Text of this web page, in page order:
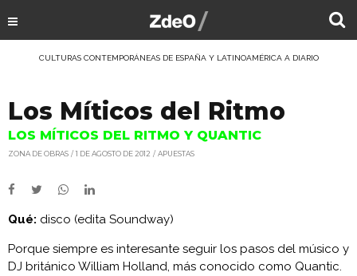
CULTURAS CONTEMPORÁNEAS DE ESPAÑA Y LATINOAMÉRICA A DIARIO
Los Míticos del Ritmo
LOS MÍTICOS DEL RITMO Y QUANTIC
ZONA DE OBRAS 1 DE AGOSTO DE 2012 APUESTAS
Qué: disco (edita Soundway)
Porque siempre es interesante seguir los pasos del músico y
DJ británico William Holland, más conocido como Quantic.